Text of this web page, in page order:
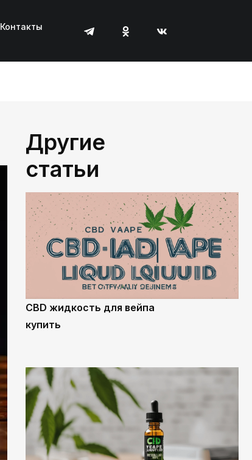
Контакты
Другие
статьи
CBD жидкость для вейпа
купить